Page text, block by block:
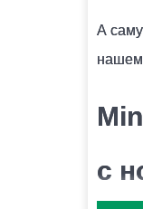
А
нашем
с
Они
КАК